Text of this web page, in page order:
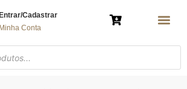
Entrar/Cadastrar
Minha Conta